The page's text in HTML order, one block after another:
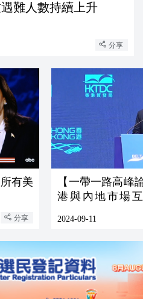
難人數持續上升
分享
有美
分享
【一帶一路高峰
港與內地市場
2024-09-11